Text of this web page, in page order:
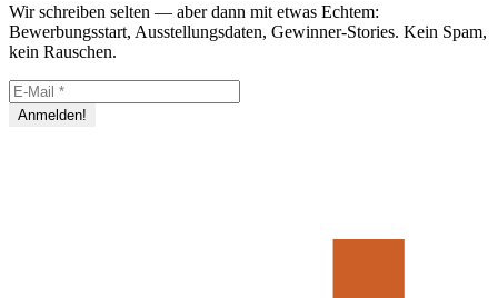
Wir schreiben selten — aber dann mit etwas Echtem:
Bewerbungsstart, Ausstellungsdaten, Gewinner-Stories. Kein Spam,
kein Rauschen.